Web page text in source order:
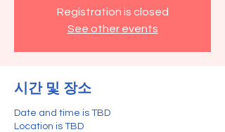
Registration is closed
See other events
시간 및 장소
Date and time is TBD
Location is TBD